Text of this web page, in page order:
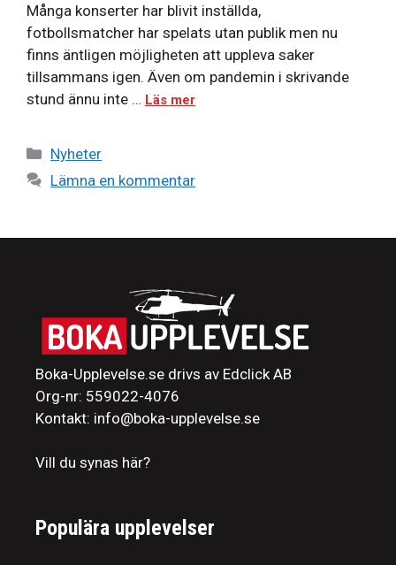
Många konserter har blivit inställda,
fotbollsmatcher har spelats utan publik men nu
finns äntligen möjligheten att uppleva saker
tillsammans igen. Även om pandemin i skrivande
stund ännu inte … Läs mer
Kategorier
Nyheter
Lämna en kommentar
Boka-Upplevelse.se drivs av Edclick AB
Org-nr: 559022-4076
Kontakt: info@boka-upplevelse.se
Vill du synas här?
Populära upplevelser